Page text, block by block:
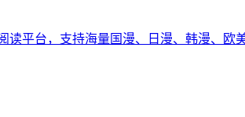
读平台，支持海量国漫、日漫、韩漫、欧